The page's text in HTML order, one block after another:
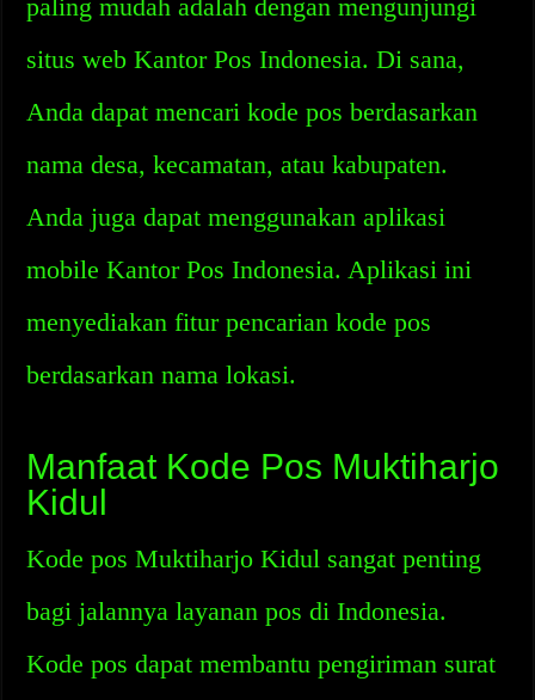
paling mudah adalah dengan mengunjungi
situs web Kantor Pos Indonesia. Di sana,
Anda dapat mencari kode pos berdasarkan
nama desa, kecamatan, atau kabupaten.
Anda juga dapat menggunakan aplikasi
mobile Kantor Pos Indonesia. Aplikasi ini
menyediakan fitur pencarian kode pos
berdasarkan nama lokasi.
Manfaat Kode Pos Muktiharjo
Kidul
Kode pos Muktiharjo Kidul sangat penting
bagi jalannya layanan pos di Indonesia.
Kode pos dapat membantu pengiriman surat